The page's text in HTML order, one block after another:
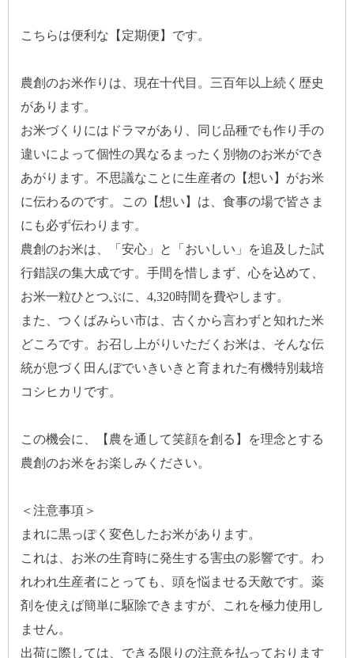
こちらは便利な【定期便】です。
農創のお米作りは、現在十代目。三百年以上続く歴史
があります。
お米づくりにはドラマがあり、同じ品種でも作り手の
違いによって個性の異なるまったく別物のお米ができ
あがります。不思議なことに生産者の【想い】がお米
に伝わるのです。この【想い】は、食事の場で皆さま
にも必ず伝わります。
農創のお米は、「安心」と「おいしい」を追及した試
行錯誤の集大成です。手間を惜しまず、心を込めて、
お米一粒ひとつぶに、4,320時間を費やします。
また、つくばみらい市は、古くから言わずと知れた米
どころです。お召し上がりいただくお米は、そんな伝
統が息づく田んぼでいきいきと育まれた有機特別栽培
コシヒカリです。
この機会に、【農を通して笑顔を創る】を理念とする
農創のお米をお楽しみください。
＜注意事項＞
まれに黒っぽく変色したお米があります。
これは、お米の生育時に発生する害虫の影響です。わ
れわれ生産者にとっても、頭を悩ませる天敵です。薬
剤を使えば簡単に駆除できますが、これを極力使用し
ません。
出荷に際しては、できる限りの注意を払っております